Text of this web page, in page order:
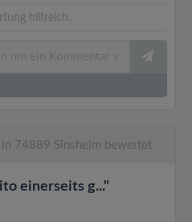
hilfreich.
in 74889 Sinsheim bewertet
einerseits g..."